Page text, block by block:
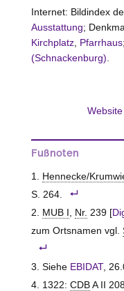
Internet: Bildindex
Ausstattung;
Kirchplatz, Pfarrhaus
(Schnackenburg).
Website
Fußnoten
Hennecke/
S. 264.
MUB I
Nr. 239 [
zum Ortsnamen vgl.
Siehe EBIDAT,
1322: CDBA II